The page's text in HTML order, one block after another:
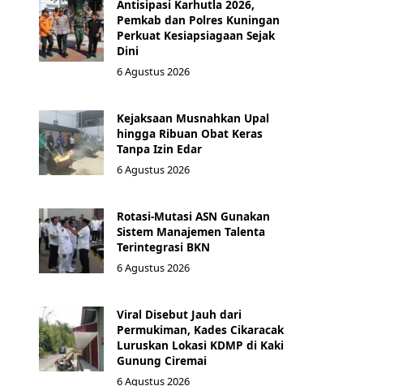
Antisipasi Karhutla 2026,
Pemkab dan Polres Kuningan
Perkuat Kesiapsiagaan Sejak
Dini
6 Agustus 2026
Kejaksaan Musnahkan Upal
hingga Ribuan Obat Keras
Tanpa Izin Edar
6 Agustus 2026
Rotasi-Mutasi ASN Gunakan
Sistem Manajemen Talenta
Terintegrasi BKN
6 Agustus 2026
Viral Disebut Jauh dari
Permukiman, Kades Cikaracak
Luruskan Lokasi KDMP di Kaki
Gunung Ciremai
6 Agustus 2026